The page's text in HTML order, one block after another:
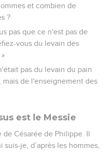
et combien de
?
pas que ce n'est pas de
vous du levain des
pas du levain du pain
de l'enseignement des
est le Messie
de Césarée de Philippe. Il
je, d’après les hommes,